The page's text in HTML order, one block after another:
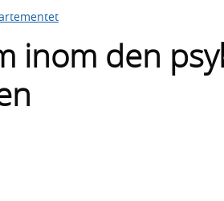
inom den